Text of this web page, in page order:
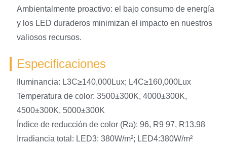
Ambientalmente proactivo: el bajo consumo de energía
y los LED duraderos minimizan el impacto en nuestros
valiosos recursos.
Especificaciones
Iluminancia: L3C≥140,000Lux; L4C≥160,000Lux
Temperatura de color: 3500±300K, 4000±300K,
4500±300K, 5000±300K
Índice de reducción de color (Ra): 96, R9 97, R13.98
Irradiancia total: LED3: 380W/m²; LED4:380W/m²